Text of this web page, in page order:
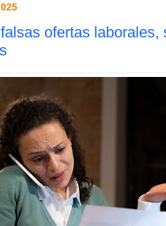
ofertas laborales,